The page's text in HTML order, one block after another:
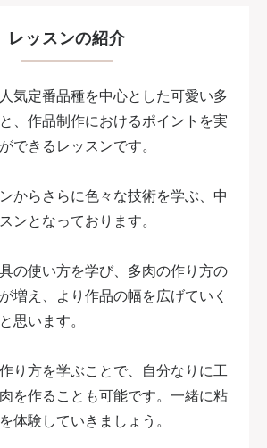
レッスンの紹介
気定番品種を中心とした可愛い多
、作品制作におけるポイントを実
できるレッスンです。
からさらに色々な技術を学ぶ、中
ンとなっております。
の使い方を学び、多肉の作り方の
増え、より作品の幅を広げていく
思います。
り方を学ぶことで、自分なりに工
を作ることも可能です。一緒に粘
体験していきましょう。